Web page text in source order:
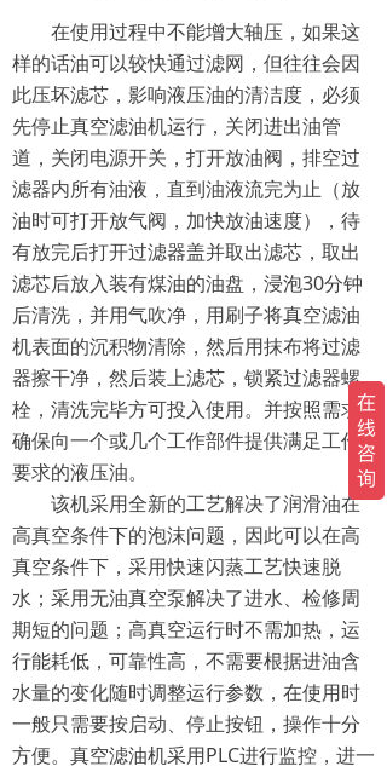
在使用过程中不能增大轴压，如果这
样的话油可以较快通过滤网，但往往会因
此压坏滤芯，影响液压油的清洁度，必须
先停止真空滤油机运行，关闭进出油管
道，关闭电源开关，打开放油阀，排空过
滤器内所有油液，直到油液流完为止（放
油时可打开放气阀，加快放油速度），待
有放完后打开过滤器盖并取出滤芯，取出
滤芯后放入装有煤油的油盘，浸泡30分钟
后清洗，并用气吹净，用刷子将真空滤油
机表面的沉积物清除，然后用抹布将过滤
器擦干净，然后装上滤芯，锁紧过滤器螺
栓，清洗完毕方可投入使用。并按照需求
确保向一个或几个工作部件提供满足工作
要求的液压油。
该机采用全新的工艺解决了润滑油在
高真空条件下的泡沫问题，因此可以在高
真空条件下，采用快速闪蒸工艺快速脱
水；采用无油真空泵解决了进水、检修周
期短的问题；高真空运行时不需加热，运
行能耗低，可靠性高，不需要根据进油含
水量的变化随时调整运行参数，在使用时
一般只需要按启动、停止按钮，操作十分
方便。真空滤油机采用PLC进行监控，进一